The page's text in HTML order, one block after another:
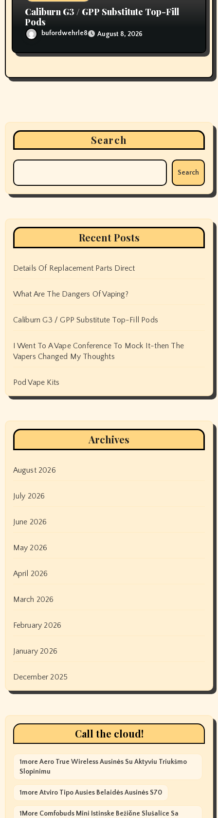
Caliburn G3 / GPP Substitute Top-Fill
Pods
bufordwehrle8 August 8, 2026
Search
Search
Recent Posts
Details Of Replacement Parts Direct
What Are The Dangers Of Vaping?
Caliburn G3 / GPP Substitute Top-Fill Pods
I Went To A Vape Conference To Mock It-then The
Vapers Changed My Thoughts
Pod Vape Kits
Archives
August 2026
July 2026
June 2026
May 2026
April 2026
March 2026
February 2026
January 2026
December 2025
Call the cloud!
1more Aero True Wireless Ausinės Su Aktyviu Triukšmo
Slopinimu
1more Atviro Tipo Ausies Belaidės Ausinės S70
1More Comfobuds Mini Istinske Bežične Slušalice Sa